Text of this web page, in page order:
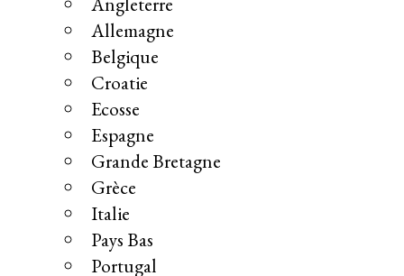
Allemagne
Belgique
Croatie
Ecosse
Espagne
Grande Bretagne
Grèce
Italie
Pays Bas
Portugal